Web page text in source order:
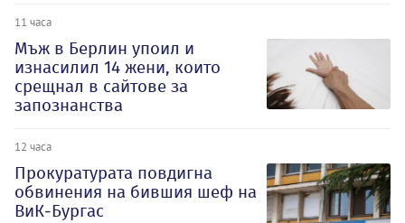
11 часа
Мъж в Берлин упоил и
изнасилил 14 жени, които
срещнал в сайтове за
запознанства
12 часа
Прокуратурата повдигна
обвинения на бившия шеф на
ВиК-Бургас